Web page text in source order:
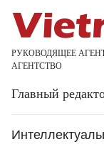
РУКОВОДЯЩЕЕ
АГЕНТСТВО
Главный